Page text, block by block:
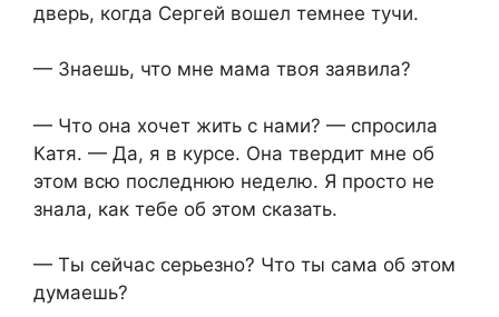
дверь, когда Сергей вошел темнее тучи.
— Знаешь, что мне мама твоя заявила?
— Что она хочет жить с нами? — спросила
Катя. — Да, я в курсе. Она твердит мне об
этом всю последнюю неделю. Я просто не
знала, как тебе об этом сказать.
— Ты сейчас серьезно? Что ты сама об этом
думаешь?